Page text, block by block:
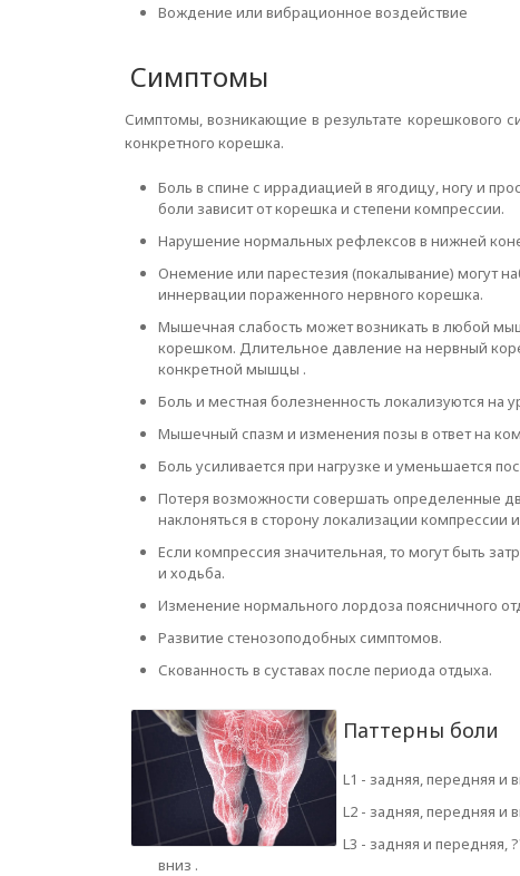
Вождение или вибрационное воздействие
Симптомы
Симптомы, возникающие в результате корешкового
конкретного корешка.
Боль в спине с иррадиацией в ягодицу, ногу и
боли зависит от корешка и степени компрессии.
Нарушение нормальных рефлексов в нижней
Онемение или парестезия (покалывание) могут
иннервации пораженного нервного корешка.
Мышечная слабость может возникать в любой
корешком. Длительное давление на нервный
конкретной мышцы .
Боль и местная болезненность локализуются на
Мышечный спазм и изменения позы в ответ на
Боль усиливается при нагрузке и уменьшается
Потеря возможности совершать определенные
наклоняться в сторону локализации компрессии
Если компрессия значительная, то могут быть
и ходьба.
Изменение нормального лордоза поясничного
Развитие стенозоподобных симптомов.
Скованность в суставах после периода отдыха.
Паттерны боли
L1 - задняя, передняя и
L2 - задняя, передняя и
L3 - задняя и передняя,
вниз .